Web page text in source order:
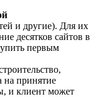
и другие). Для их
десятков сайтов в
первым
на принятие
и клиент может